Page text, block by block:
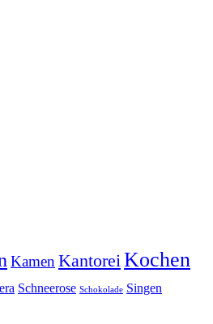
Kamen KantoreiKochen
Schneerose Schokolade Singen